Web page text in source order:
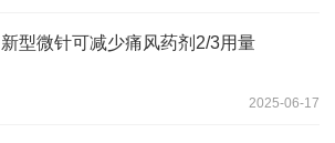
新型微针可减少痛风药剂2/3用量
2025-06-17